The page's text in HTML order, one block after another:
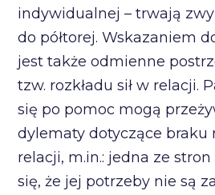
indywidualnej – trwają
do półtorej. Wskazaniem
jest także odmienne
tzw. rozkładu sił w relacji.
się po pomoc mogą
dylematy dotyczące braku
relacji, m.in.: jedna ze
się, że jej potrzeby nie są